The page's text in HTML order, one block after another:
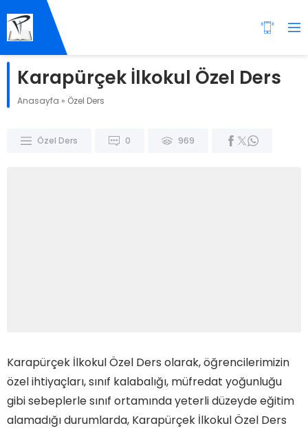
Karapürçek İlkokul Özel Ders
Anasayfa » Özel Ders
Özel Ders 0 969
Karapürçek İlkokul Özel Ders olarak, öğrencilerimizin
özel ihtiyaçları, sınıf kalabalığı, müfredat yoğunluğu
gibi sebeplerle sınıf ortamında yeterli düzeyde eğitim
alamadığı durumlarda, Karapürçek İlkokul Özel Ders